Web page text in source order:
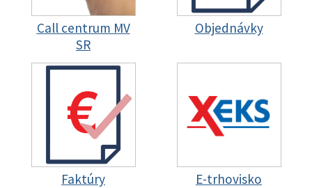
Call centrum MV
SR
Objednávky
Faktúry E-trhovisko